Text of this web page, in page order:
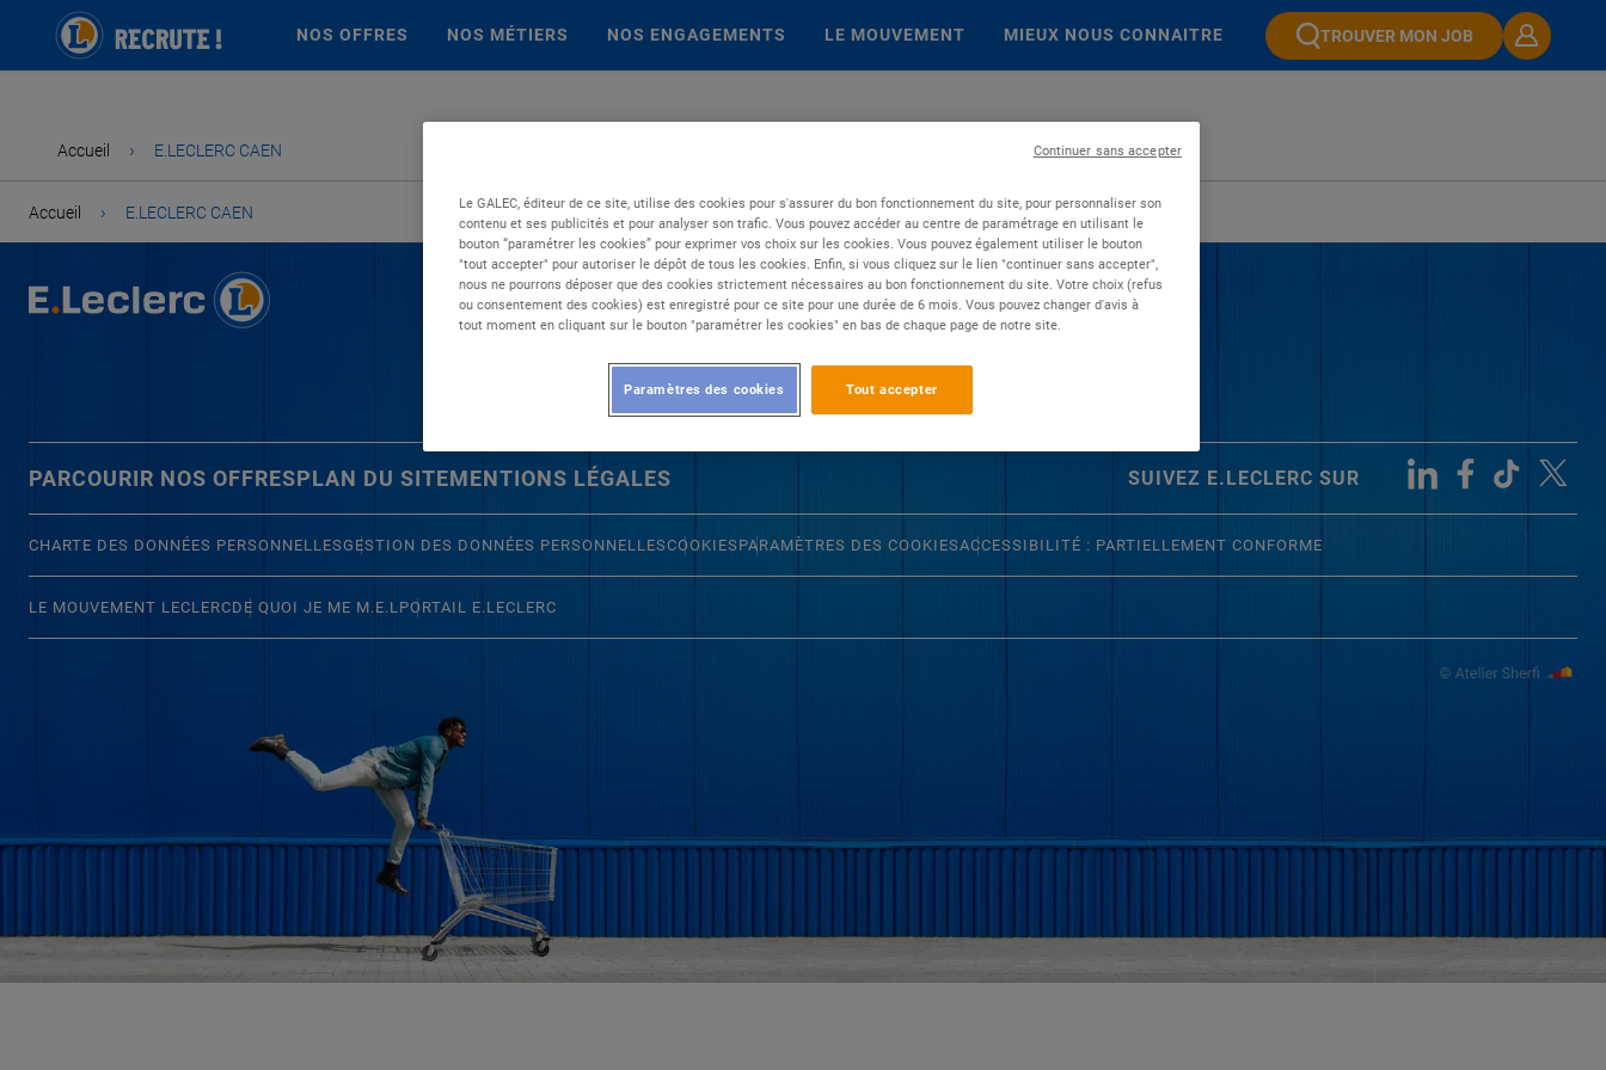
NOS OFFRES NOS MÉTIERS NOS ENGAGEMENTS LE MOUVEMENT MIEUX NOUS CONNAITRE TROUVER MON JOB
Accueil › E.LECLERC CAEN
Accueil › E.LECLERC CAEN
PARCOURIR NOS OFFRESPLAN DU SITEMENTIONS LÉGALES SUIVEZ E.LECLERC SUR
CHARTE DES DONNÉES PERSONNELLESGESTION DES DONNÉES PERSONNELLESCOOKIES PARAMÈTRES DES COOKIESACCESSIBILITÉ : PARTIELLEMENT CONFORME
LE MOUVEMENT LECLERCDE QUOI JE ME M.E.LPORTAIL E.LECLERC
Le GALEC, éditeur de ce site, utilise des cookies pour s'assurer du bon fonctionnement du site, pour personnaliser son
contenu et ses publicités et pour analyser son trafic. Vous pouvez accéder au centre de paramétrage en utilisant le
bouton “paramétrer les cookies” pour exprimer vos choix sur les cookies. Vous pouvez également utiliser le bouton
"tout accepter" pour autoriser le dépôt de tous les cookies. Enfin, si vous cliquez sur le lien "continuer sans accepter",
nous ne pourrons déposer que des cookies strictement nécessaires au bon fonctionnement du site. Votre choix (refus
ou consentement des cookies) est enregistré pour ce site pour une durée de 6 mois. Vous pouvez changer d'avis à
tout moment en cliquant sur le bouton "paramétrer les cookies" en bas de chaque page de notre site.
Tout accepter
Paramètres des cookies
Continuer sans accepter